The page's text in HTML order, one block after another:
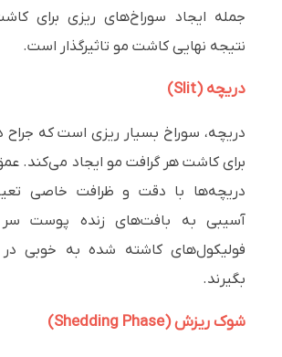
جمله ایجاد سوراخ‌های ریزی برای
نتیجه نهایی کاشت مو تاثیرگذار است.
دریچه (Slit)
دریچه، سوراخ بسیار ریزی است که جراح
برای کاشت هر گرافت مو ایجاد می‌کند.
دریچه‌ها با دقت و ظرافت خاصی
آسیبی به بافت‌های زنده پوست
فولیکول‌های کاشته شده به خوبی در
بگیرند.
شوک ریزش (Shedding Phase)